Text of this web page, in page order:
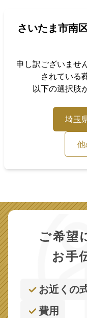
さいたま市南
申し訳ございませ
されている
以下の選択肢
埼玉
ご希望
お手
お近くの
費用